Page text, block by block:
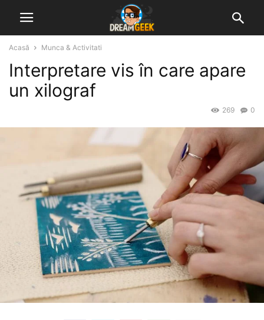
Acasă Munca & Activitati
Interpretare vis în care apare
un xilograf
0
269